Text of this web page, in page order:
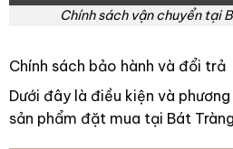
Chính sách vận chuyển tại
Chính sách bảo hành và đổi trả
Dưới đây là điều kiện và
sản phẩm đặt mua tại Bát